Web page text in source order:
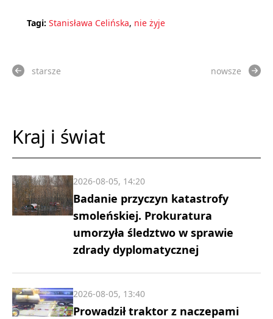
Tagi: Stanisława Celińska, nie żyje
starsze nowsze
Kraj i świat
Badanie przyczyn katastrofy
smoleńskiej. Prokuratura
umorzyła śledztwo w sprawie
zdrady dyplomatycznej
2026-08-05, 14:20
Prowadził traktor z naczepami
2026-08-05, 13:40